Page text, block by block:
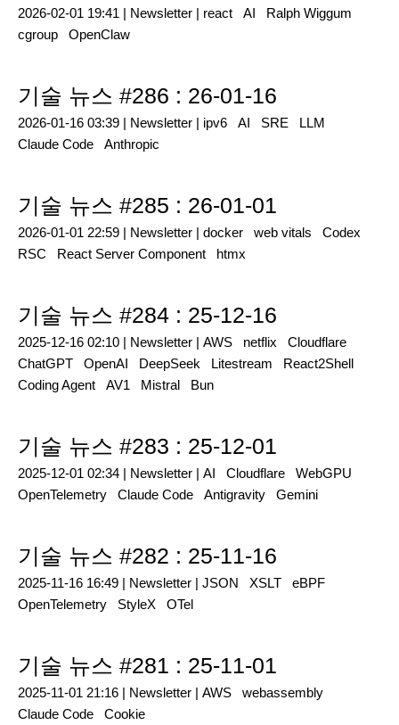
2026-02-01 19:41 | Newsletter | react AI
Ralph Wiggum
cgroup
OpenClaw
기술 뉴스 #286 : 26-01-16
2026-01-16 03:39 | Newsletter | ipv6 AI SRE
LLM
Claude Code
Anthropic
기술 뉴스 #285 : 26-01-01
2026-01-01 22:59 | Newsletter | docker web vitals
Codex
RSC
React Server Component htmx
기술 뉴스 #284 : 25-12-16
2025-12-16 02:10 | Newsletter | AWS netflix
Cloudflare
ChatGPT
OpenAI DeepSeek Litestream
React2Shell
Coding Agent
AV1 Mistral Bun
기술 뉴스 #283 : 25-12-01
2025-12-01 02:34 | Newsletter | AI Cloudflare
WebGPU
OpenTelemetry
Claude Code Antigravity Gemini
기술 뉴스 #282 : 25-11-16
2025-11-16 16:49 | Newsletter | JSON XSLT
eBPF
OpenTelemetry
StyleX OTel
기술 뉴스 #281 : 25-11-01
2025-11-01 21:16 | Newsletter | AWS
webassembly
Claude Code
Cookie